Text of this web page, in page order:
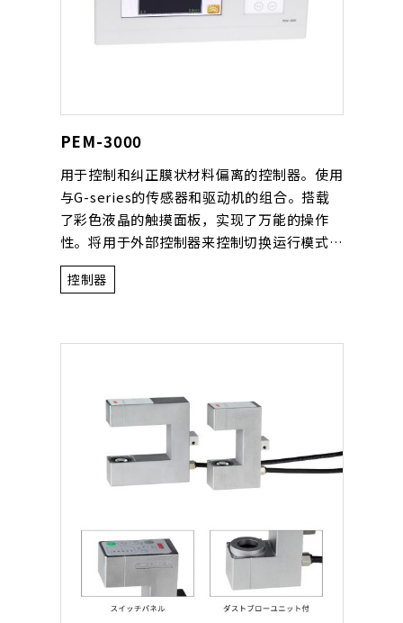
PEM-3000
用于控制和纠正膜状材料偏离的控制器。使用
与G-series的传感器和驱动机的组合。搭载
了彩色液晶的触摸面板，实现了万能的操作
性。将用于外部控制器来控制切换运行模式的
端子和观测膜状材料状态的模拟信号输出端子
等的外部界面作为标准装备。
控制器